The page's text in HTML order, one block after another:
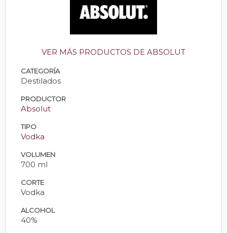
VER MÁS PRODUCTOS DE ABSOLUT
CATEGORÍA
Destilados
PRODUCTOR
Absolut
TIPO
Vodka
VOLUMEN
700 ml
CORTE
Vodka
ALCOHOL
40%